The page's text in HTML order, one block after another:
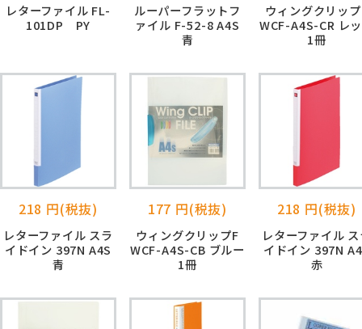
レターファイル FL-
101DP PY
ルーパーフラットフ
ァイル F-52-8 A4S
青
ウィングクリッ
WCF-A4S-CR レ
1冊
218 円(税抜)
レターファイル スラ
イドイン 397N A4S
青
177 円(税抜)
ウィングクリップF
WCF-A4S-CB ブルー
1冊
218 円(税抜)
レターファイル
イドイン 397N
赤